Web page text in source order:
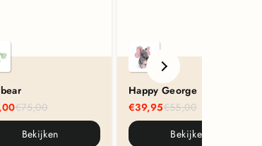
€75,00
Bekijken
Happy George
€39,95€55,00
Bekijken